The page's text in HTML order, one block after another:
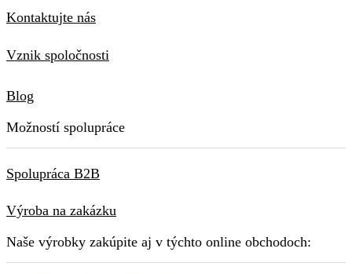
Kontaktujte nás
Vznik spoločnosti
Blog
Možností spolupráce
Spolupráca B2B
Výroba na zakázku
Naše výrobky zakúpite aj v týchto online obchodoch: